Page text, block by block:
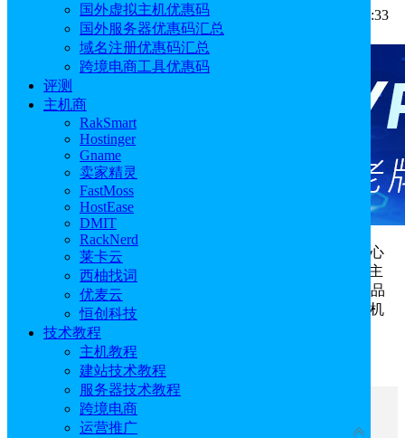
国外虚拟主机优惠码
国外服务器优惠码汇总
域名注册优惠码汇总
跨境电商工具优惠码
评测
主机商
RakSmart
Hostinger
Gname
卖家精灵
FastMoss
HostEase
DMIT
RackNerd
莱卡云
西柚找词
优麦云
恒创科技
技术教程
主机教程
建站技术教程
服务器技术教程
跨境电商
运营推广
作者: Emily 分类:主机教程
发布时间: 2025.10.09 18:05:33
更新于: 2026.05.09 15:07:40
AccuWebHosting
在全球提供多家数据中心
可选，如美国、德国、韩国、日本、新加坡等，提供虚拟主
机、WordPress主机、VPS主机、云主机、专用服务器等产品
服务。下文就来为大家介绍下AccuWebHosting国外虚拟主机
购买教程。
AccuWebHosting官网：
文章目录